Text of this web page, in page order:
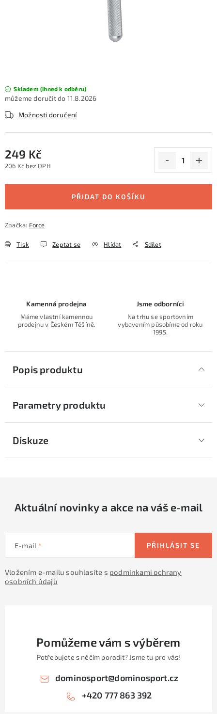
Skladem (ihned k odběru)
11.8.2026
Možnosti doručení
249 Kč
206 Kč bez DPH
PŘIDAT DO KOŠÍKU
Značka: Force
Tisk Zeptat se Hlídat Sdílet
Kamenná prodejna
Máme vlastní kamennou
prodejnu v Českém Těšíně.
Jsme odborníci
Na trhu se sportovním
vybavením působíme od roku
1995.
Popis produktu
Parametry produktu
Diskuze
Aktuální novinky a akce na váš e-mail
E-mail
Vložením e-mailu souhlasíte s podmínkami ochrany
osobních údajů
PŘIHLÁSIT SE
Pomůžeme vám s výběrem
Potřebujete s něčím poradit? Jsme tu pro vás!
dominosport@dominosport.cz
+420 777 863 392